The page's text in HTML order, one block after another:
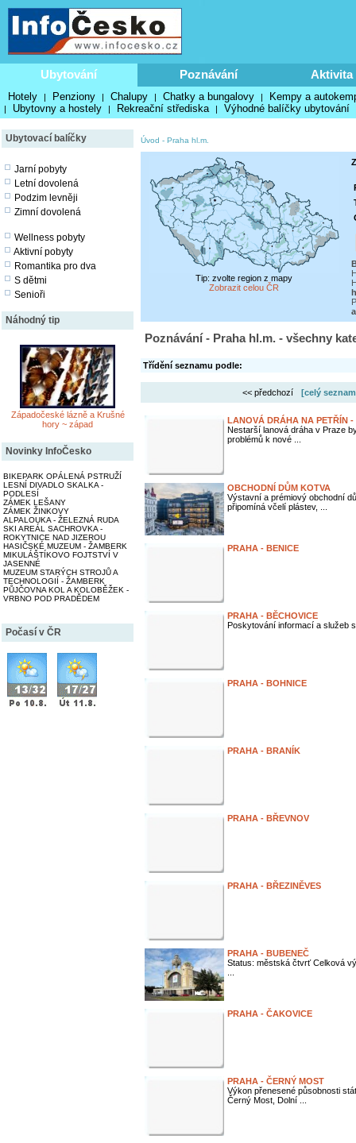
Ubytování Poznávání Aktivita
Hotely | Penziony | Chalupy | Chatky a bungalovy | Kempy a
| Ubytovny a hostely | Rekreační střediska | Výhodné balíčky ubytování
Ubytovací balíčky
Jarní pobyty
Letní dovolená
Podzim levněji
Zimní dovolená
Wellness pobyty
Aktivní pobyty
Romantika pro dva
S dětmi
Senioři
Náhodný tip
Západočeské lázně a Krušné
hory ~ západ
Novinky InfoČesko
BIKEPARK OPÁLENÁ PSTRUŽÍ
LESNÍ DIVADLO SKALKA -
PODLESÍ
ZÁMEK LEŠANY
ZÁMEK ŽINKOVY
ALPALOUKA - ŽELEZNÁ RUDA
SKI AREÁL SACHROVKA -
ROKYTNICE NAD JIZEROU
HASIČSKÉ MUZEUM - ŽAMBERK
MIKULÁŠTÍKOVO FOJTSTVÍ V
JASENNÉ
MUZEUM STARÝCH STROJŮ A
TECHNOLOGIÍ - ŽAMBERK
PŮJČOVNA KOL A KOLOBĚŽEK -
VRBNO POD PRADĚDEM
Počasí v ČR
Úvod - Praha hl.m.
Tip: zvolte region z mapy
Zobrazit celou ČR
Poznávání - Praha hl.m. - všechny
Třídění seznamu podle:
<< předchozí [celý
LANOVÁ DRÁHA NA PETŘÍN
Nestarší lanová dráha v Praze
problémů k nové ...
OBCHODNÍ DŮM KOTVA
Výstavní a prémiový obchodní
připomíná včelí plástev, ...
PRAHA - BENICE
PRAHA - BĚCHOVICE
Poskytování informací a služeb
PRAHA - BOHNICE
PRAHA - BRANÍK
PRAHA - BŘEVNOV
PRAHA - BŘEZINĚVES
PRAHA - BUBENEČ
Status: městská čtvrť Celková
PRAHA - ČAKOVICE
PRAHA - ČERNÝ MOST
Výkon přenesené působnosti
Černý Most, Dolní ...